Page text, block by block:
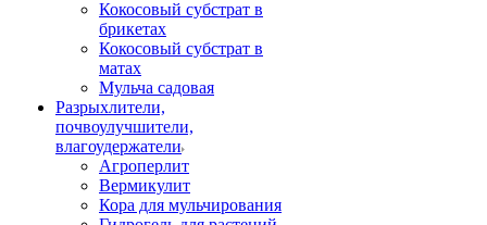
Кокосовый субстрат в
брикетах
Кокосовый субстрат в
матах
Мульча садовая
Разрыхлители,
почвоулучшители,
влагоудержатели
Агроперлит
Вермикулит
Кора для мульчирования